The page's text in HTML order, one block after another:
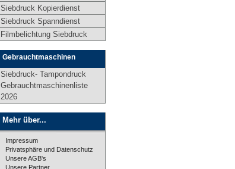
Siebdruck Kopierdienst
Siebdruck Spanndienst
Filmbelichtung Siebdruck
Gebrauchtmaschinen
Siebdruck- Tampondruck
Gebrauchtmaschinenliste
2026
Mehr über...
Impressum
Privatsphäre und Datenschutz
Unsere AGB's
Unsere Partner